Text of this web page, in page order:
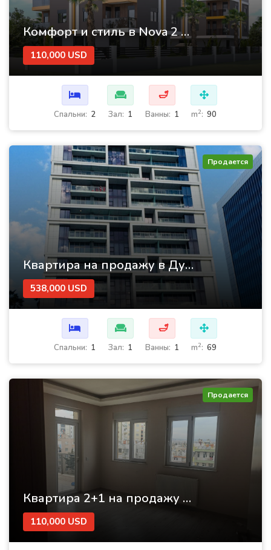
Комфорт и стиль в Nova 2 — ваше новое жилье!
110,000 USD
Cпальни: 2 Зал: 1
🛁
Ванны: 1 m2: 90
Продается
Квартира на продажу в Дубае в торговом комплексе Avanti Tower
538,000 USD
Cпальни: 1 Зал: 1
🛁
Ванны: 1 m2: 69
Продается
Квартира 2+1 на продажу в Муратпаше, Анталия
110,000 USD